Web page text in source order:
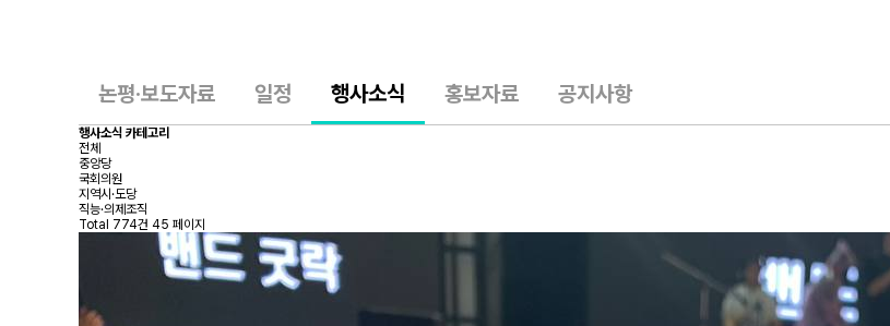
논평·보도자료 일정 행사소식 홍보자료 공지사항
행사소식 카테고리
전체
중앙당
국회의원
지역시·도당
직능·의제조직
Total 774건 45 페이지